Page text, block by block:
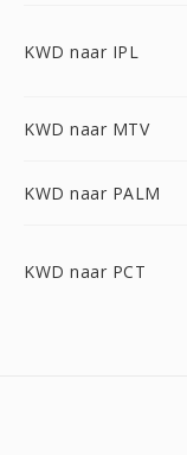
KWD naar IPL
KWD naar MTV
KWD naar PALM
KWD naar PCT